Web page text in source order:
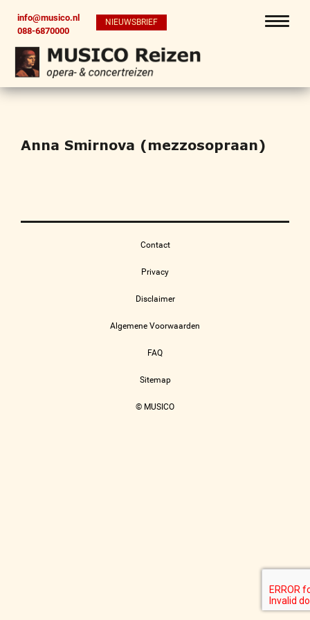
info@musico.nl
088-6870000
NIEUWSBRIEF
Anna Smirnova (mezzosopraan)
Contact
Privacy
Disclaimer
Algemene Voorwaarden
FAQ
Sitemap
© MUSICO